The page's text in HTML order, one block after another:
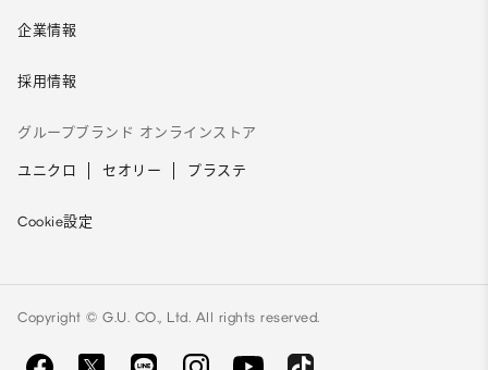
企業情報
採用情報
グループブランド オンラインストア
ユニクロ セオリー プラステ
Cookie設定
Copyright © G.U. CO., Ltd. All rights reserved.